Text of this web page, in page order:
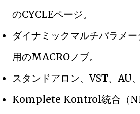
のCYCLEページ。
ダイナミックマルチパラメ
用のMACROノブ。
スタンドアロン、VST、AU
Komplete Kontrol統合（